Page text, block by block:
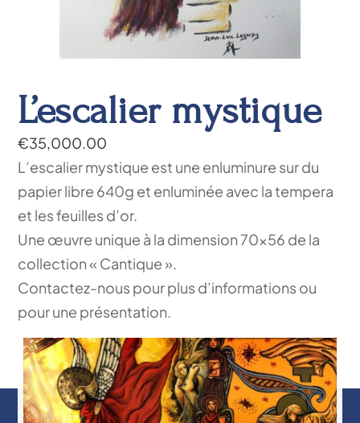
L’escalier mystique
€35,000.00
L’escalier mystique est une enluminure sur du
papier libre 640g et enluminée avec la tempera
et les feuilles d’or.
Une œuvre unique à la dimension 70×56 de la
collection « Cantique ».
Contactez-nous pour plus d’informations ou
pour une présentation.